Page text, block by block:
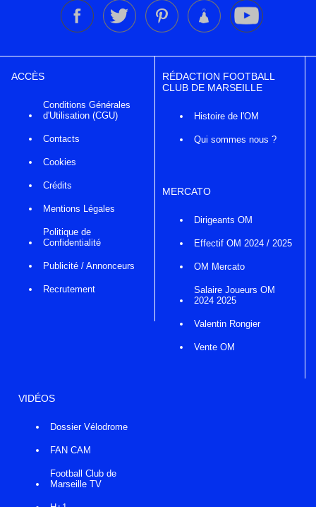
ACCÈS
Conditions Générales
d'Utilisation (CGU)
Contacts
Cookies
Crédits
Mentions Légales
Politique de
Confidentialité
Publicité / Annonceurs
Recrutement
RÉDACTION FOOTBALL
CLUB DE MARSEILLE
Histoire de l'OM
Qui sommes nous ?
MERCATO
Dirigeants OM
Effectif OM 2024 / 2025
OM Mercato
Salaire Joueurs OM
2024 2025
Valentin Rongier
Vente OM
VIDÉOS
Dossier Vélodrome
FAN CAM
Football Club de
Marseille TV